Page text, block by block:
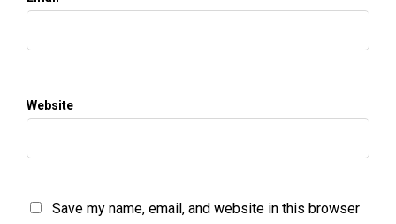
Website
Save my name, email, and website in this browser